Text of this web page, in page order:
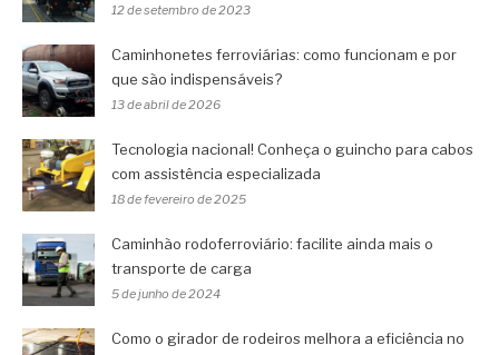
12 de setembro de 2023
Caminhonetes ferroviárias: como funcionam e por
que são indispensáveis?
13 de abril de 2026
Tecnologia nacional! Conheça o guincho para cabos
com assistência especializada
18 de fevereiro de 2025
Caminhão rodoferroviário: facilite ainda mais o
transporte de carga
5 de junho de 2024
Como o girador de rodeiros melhora a eficiência no